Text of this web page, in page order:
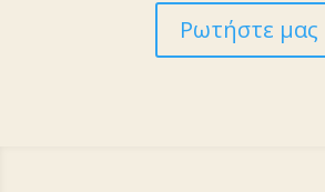
Ρωτήστε μας